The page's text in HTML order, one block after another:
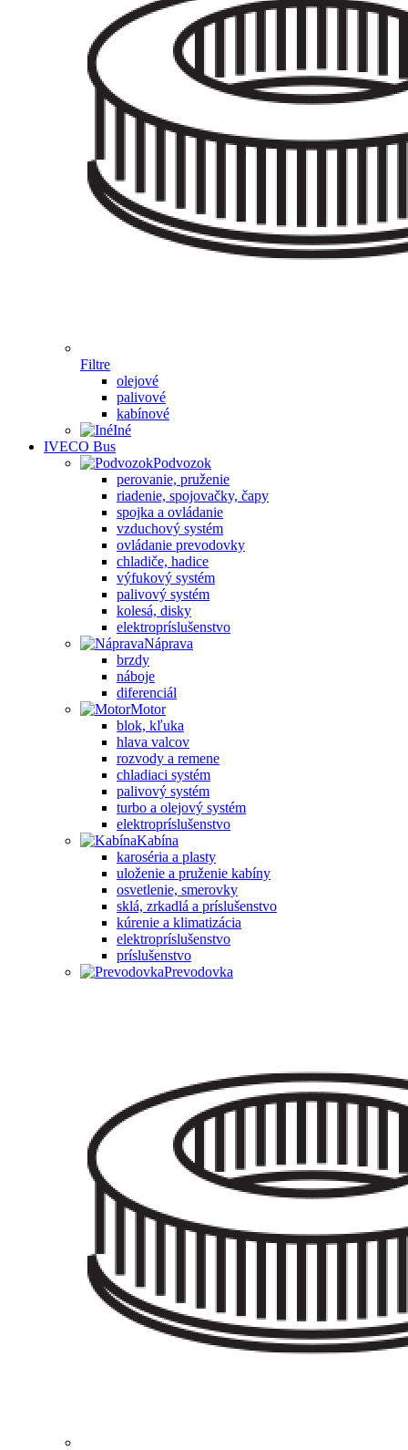
Filtre
olejové
palivové
kabínové
Iné
IVECO Bus
Podvozok
perovanie, pruženie
riadenie, spojovačky, čapy
spojka a ovládanie
vzduchový systém
ovládanie prevodovky
chladiče, hadice
výfukový systém
palivový systém
kolesá, disky
elektropríslušenstvo
Náprava
brzdy
náboje
diferenciál
Motor
blok, kľuka
hlava valcov
rozvody a remene
chladiaci systém
palivový systém
turbo a olejový systém
elektropríslušenstvo
Kabína
karoséria a plasty
uloženie a pruženie kabíny
osvetlenie, smerovky
sklá, zrkadlá a príslušenstvo
kúrenie a klimatizácia
elektropríslušenstvo
príslušenstvo
Prevodovka